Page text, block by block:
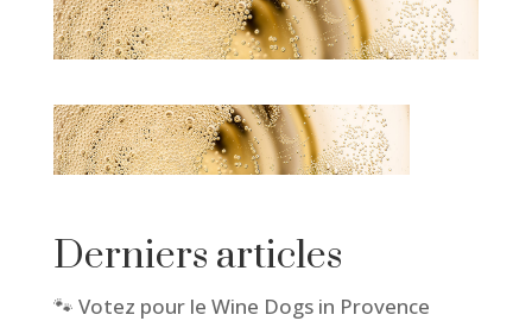
Derniers articles
🐾 Votez pour le Wine Dogs in Provence